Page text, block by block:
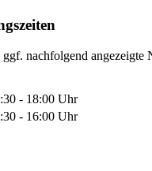
nachfolgend angezeigte
- 18:00 Uhr
- 16:00 Uhr